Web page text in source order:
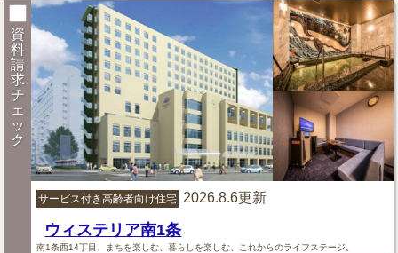
資
料
請
求
チ
ェ
ッ
ク
サービス付き高齢者向け住宅 2026.8.6更新
ウィステリア南1条
南1条西14丁目、まちを楽しむ、暮らしを楽しむ、これからのライフステージ。